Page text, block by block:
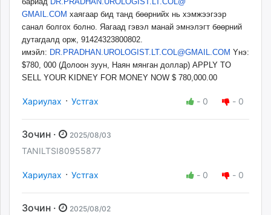
GMAIL.COM хаягаар бид танд бөөрнийх нь хэмжээгээр
санал болгох болно. Яагаад гэвэл манай эмнэлэгт бөөрний
дутагдалд орж, 91424323800802.
имэйл: DR.PRADHAN.UROLOGIST.LT.COL@GMAIL.COM Yнэ:
$780, 000 (Долоон зуун, Наян мянган доллар) APPLY TO
SELL YOUR KIDNEY FOR MONEY NOW $ 780,000.00
Хариулах · Устгах - 0 - 0
Зочин · 2025/08/03
TANILTSI80955877
Хариулах · Устгах - 0 - 0
Зочин · 2025/08/02